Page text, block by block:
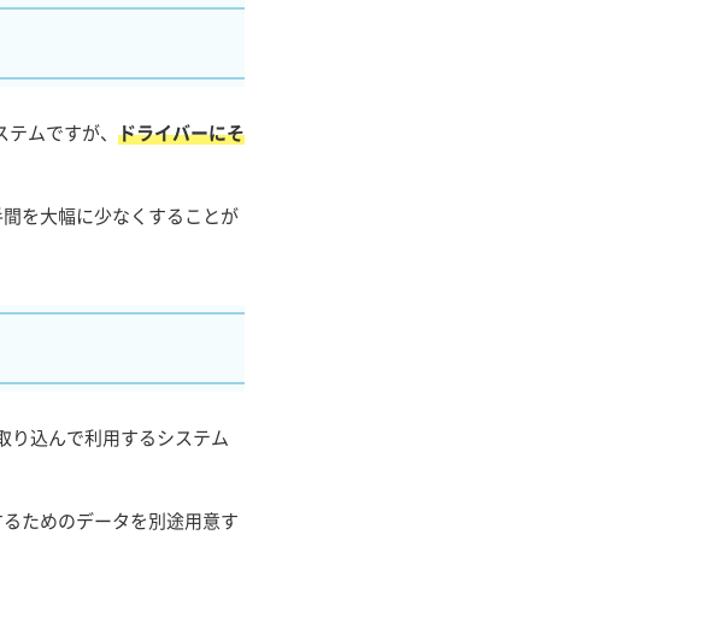
テムですが、 ドライバーにそ
を大幅に少なくすることが
り込んで利用するシステム
ためのデータを別途用意す